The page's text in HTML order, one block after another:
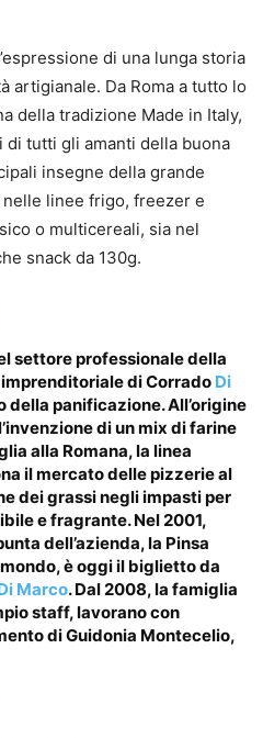
di una lunga storia
artigianale. Da Roma a tutto lo
della tradizione Made in Italy,
di tutti gli amanti della buona
insegne della grande
linee frigo, freezer e
o multicereali, sia nel
snack da 130g.
settore professionale della
di Corrado Di
della panificazione. All’origine
di un mix di farine
alla Romana, la linea
il mercato delle pizzerie al
dei grassi negli impasti per
e fragrante. Nel 2001,
dell’azienda, la Pinsa
è oggi il biglietto da
Marco. Dal 2008, la famiglia
staff, lavorano con
di Guidonia Montecelio,